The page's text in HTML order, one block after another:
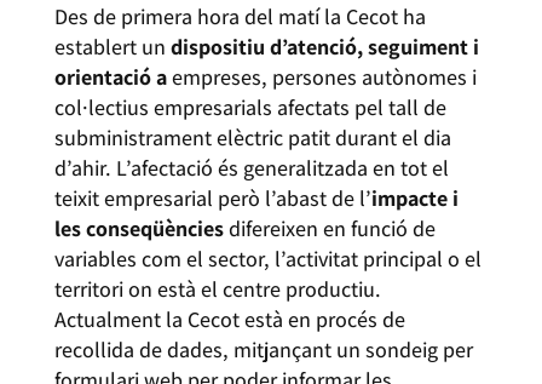
Des de primera hora del matí la Cecot ha
establert un dispositiu d’atenció, seguiment i
orientació aempreses, persones autònomes i
col·lectius empresarials afectats pel tall de
subministrament elèctric patit durant el dia
d’ahir. L’afectació és generalitzada en tot el
teixit empresarial però l’abast de l’impacte i
les conseqüènciesdifereixen en funció de
variables com el sector, l’activitat principal o el
territori on està el centre productiu.
Actualment la Cecot està en procés de
recollida de dades, mitjançant un sondeig per